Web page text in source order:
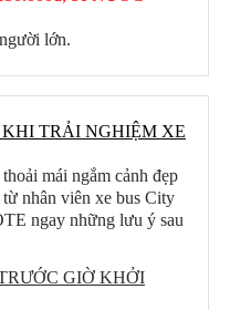
lớn.
TRẢI NGHIỆM XE
mái ngắm cảnh đẹp
nhân viên xe bus City
ngay những lưu ý sau
GIỜ KHỞI